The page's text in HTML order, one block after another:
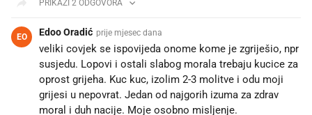
PRIKAŽI 2 ODGOVORA
EO Edoo Oradić prije mjesec dana
veliki covjek se ispovijeda onome kome je zgriješio, npr
susjedu. Lopovi i ostali slabog morala trebaju kucice za
oprost grijeha. Kuc kuc, izolim 2-3 molitve i odu moji
grijesi u nepovrat. Jedan od najgorih izuma za zdrav
moral i duh nacije. Moje osobno misljenje.